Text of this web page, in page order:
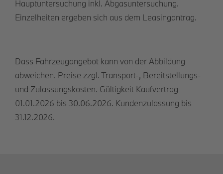
Hauptuntersuchung inkl. Abgasuntersuchung.
Einzelheiten ergeben sich aus dem Leasingantrag.
Dass Fahrzeugangebot kann von der Abbildung
abweichen. Preise zzgl. Transport-, Bereitstellungs-
und Zulassungskosten. Gültigkeit Kaufvertrag
01.01.2026 bis 30.06.2026. Kundenzulassung bis
31.12.2026.